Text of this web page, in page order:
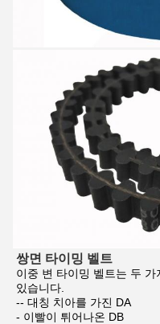
쌍면 타이밍 벨트
이중 변 타이밍 벨트는 두
있습니다.
-- 대칭 치아를 가진 DA
- 이빨이 튀어나온 DB